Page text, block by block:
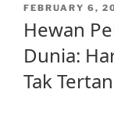
POSTED
FEBRUARY 6,
Hewan
Dunia:
Tak